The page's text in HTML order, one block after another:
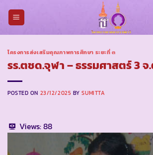
โครงการส่งเสริมคุณภาพการศึกษา ระยะที่ ๓
รร.ตชด.จุฬา – ธรรมศาสตร์ 3 จ
POSTED ON 23/12/2025 BYSUMITTA
Views:88